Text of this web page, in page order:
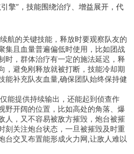
擎”，技能围绕治疗、增益展开，代
航的关键技能，释放时要观察队友的
集且血量普遍偏低时使用，比如团战
时，群体治疗有一定的施法延迟，释
，避免刚释放就被打断，技能冷却期
能补充队友血量,确保团队始终保持健
仅能提供持续输出，还能起到侦查作
野开阔的位置，比如高处的角落、爆
人，又不容易被敌方摧毁，炮台被摧
刻关注炮台状态，一旦被摧毁及时重
台交叉布置能形成火力网,让敌人难以